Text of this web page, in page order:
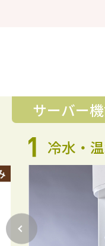
画
サーバー
冷水・